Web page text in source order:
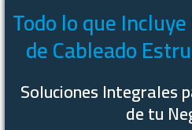
Todo lo que
de Cableado
Soluciones Integrales
de tu